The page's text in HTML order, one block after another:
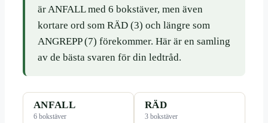
är ANFALL med 6 bokstäver, men även
kortare ord som RÄD (3) och längre som
ANGREPP (7) förekommer. Här är en samling
av de bästa svaren för din ledtråd.
ANFALL
6 bokstäver
RÄD
3 bokstäver